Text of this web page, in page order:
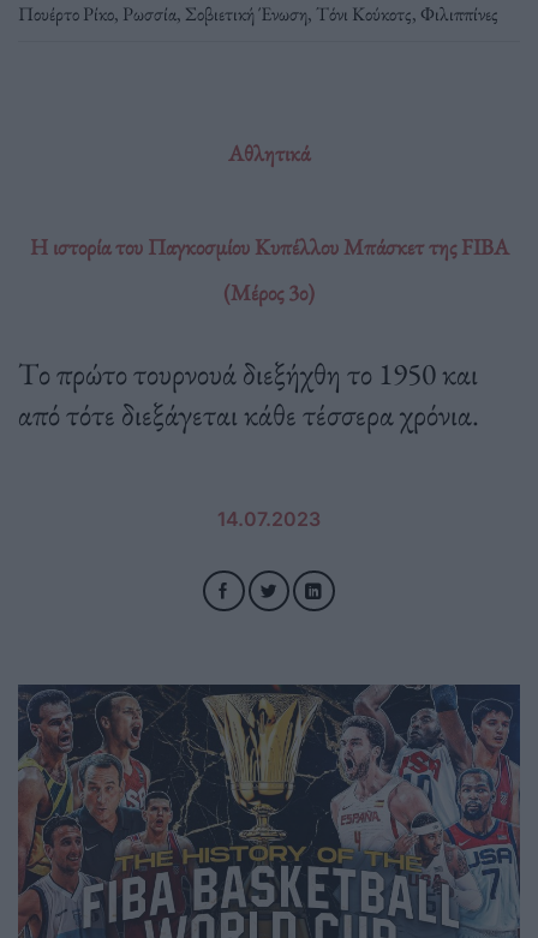
Πουέρτο Ρίκο, Ρωσσία, Σοβιετική Ένωση, Τόνι Κούκοτς, Φιλιππίνες
Αθλητικά
Η ιστορία του Παγκοσμίου Κυπέλλου Μπάσκετ της FIBA
(Μέρος 3ο)
Tο πρώτο τουρνουά διεξήχθη το 1950 και
από τότε διεξάγεται κάθε τέσσερα χρόνια.
14.07.2023